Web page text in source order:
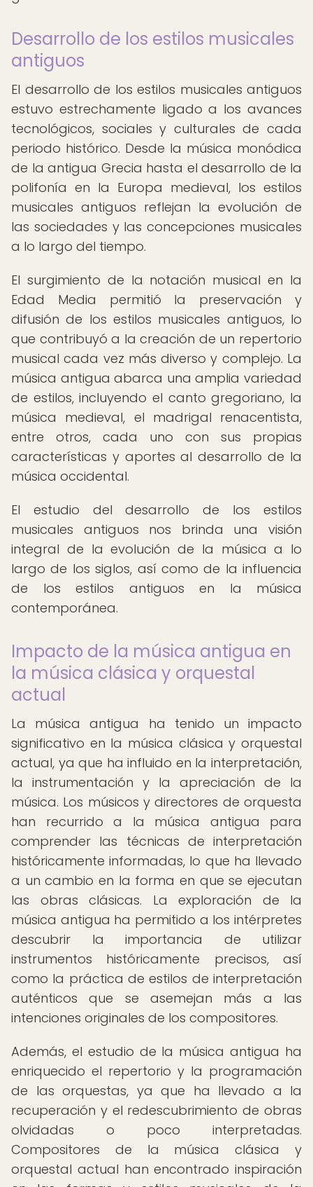
Desarrollo de los estilos musicales
antiguos
El desarrollo de los estilos musicales antiguos
estuvo estrechamente ligado a los avances
tecnológicos, sociales y culturales de cada
periodo histórico. Desde la música monódica
de la antigua Grecia hasta el desarrollo de la
polifonía en la Europa medieval, los estilos
musicales antiguos reflejan la evolución de
las sociedades y las concepciones musicales
a lo largo del tiempo.
El surgimiento de la notación musical en la
Edad Media permitió la preservación y
difusión de los estilos musicales antiguos, lo
que contribuyó a la creación de un repertorio
musical cada vez más diverso y complejo. La
música antigua abarca una amplia variedad
de estilos, incluyendo el canto gregoriano, la
música medieval, el madrigal renacentista,
entre otros, cada uno con sus propias
características y aportes al desarrollo de la
música occidental.
El estudio del desarrollo de los estilos
musicales antiguos nos brinda una visión
integral de la evolución de la música a lo
largo de los siglos, así como de la influencia
de los estilos antiguos en la música
contemporánea.
Impacto de la música antigua en
la música clásica y orquestal
actual
La música antigua ha tenido un impacto
significativo en la música clásica y orquestal
actual, ya que ha influido en la interpretación,
la instrumentación y la apreciación de la
música. Los músicos y directores de orquesta
han recurrido a la música antigua para
comprender las técnicas de interpretación
históricamente informadas, lo que ha llevado
a un cambio en la forma en que se ejecutan
las obras clásicas. La exploración de la
música antigua ha permitido a los intérpretes
descubrir la importancia de utilizar
instrumentos históricamente precisos, así
como la práctica de estilos de interpretación
auténticos que se asemejan más a las
intenciones originales de los compositores.
Además, el estudio de la música antigua ha
enriquecido el repertorio y la programación
de las orquestas, ya que ha llevado a la
recuperación y el redescubrimiento de obras
olvidadas o poco interpretadas.
Compositores de la música clásica y
orquestal actual han encontrado inspiración